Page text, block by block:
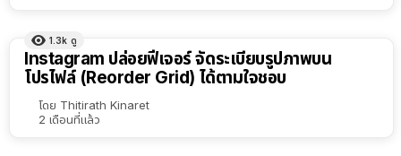
1.3k ดู
Instagram ปล่อยฟีเจอร์ จัดระเบียบรูปภาพบน
โปรไฟล์ (Reorder Grid) ได้ตามใจชอบ
โดย Thitirath Kinaret
2 เดือนที่แล้ว